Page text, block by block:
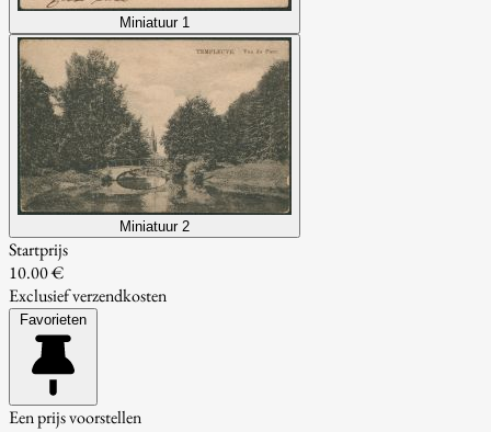
Miniatuur 1
Miniatuur 2
Startprijs
10.00 €
Exclusief verzendkosten
Favorieten
Een prijs voorstellen